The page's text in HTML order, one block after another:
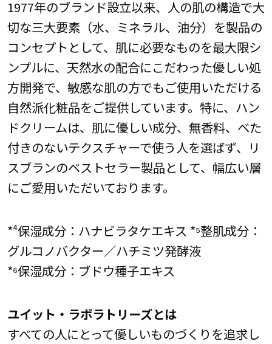
1977年のブランド設立以来、人の肌の構造で大
切な三大要素（水、ミネラル、油分）を製品の
コンセプトとして、肌に必要なものを最大限シ
ンプルに、天然水の配合にこだわった優しい処
方開発で、敏感な肌の方でもご使用いただける
自然派化粧品をご提供しています。特に、ハン
ドクリームは、肌に優しい成分、無香料、べた
付きのないテクスチャーで使う人を選ばず、リ
スブランのベストセラー製品として、幅広い層
にご愛用いただいております。
*⁴保湿成分：ハナビラタケエキス *⁵整肌成分：
グルコノバクター／ハチミツ発酵液
*⁶保湿成分：ブドウ種子エキス
ユイット・ラボラトリーズとは
すべての人にとって優しいものづくりを追求し